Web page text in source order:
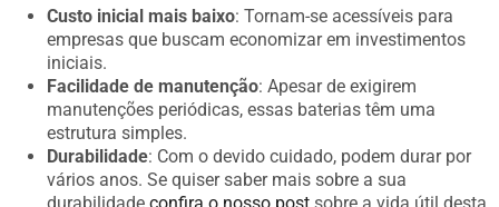
Custo inicial mais baixo: Tornam-se acessíveis para
empresas que buscam economizar em investimentos
iniciais.
Facilidade de manutenção: Apesar de exigirem
manutenções periódicas, essas baterias têm uma
estrutura simples.
Durabilidade: Com o devido cuidado, podem durar por
vários anos. Se quiser saber mais sobre a sua
durabilidadeconfira o nosso post sobre a vida útil desta